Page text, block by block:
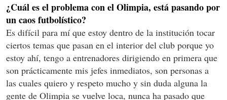
¿Cuál es el problema con el Olimpia, está pasando por
un caos futbolístico?
Es difícil para mí que estoy dentro de la institución tocar
ciertos temas que pasan en el interior del club porque yo
estoy ahí, tengo a entrenadores dirigiendo en primera que
son prácticamente mis jefes inmediatos, son personas a
las cuales quiero y respeto mucho y sin duda alguna la
gente de Olimpia se vuelve loca, nunca ha pasado que